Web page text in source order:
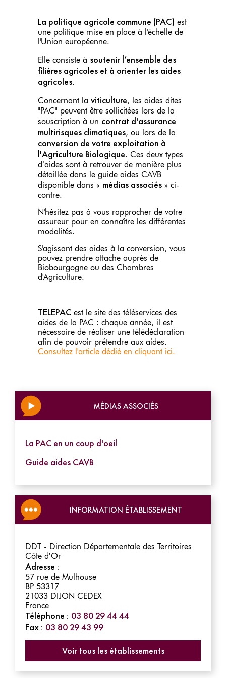
La politique agricole commune (PAC) est
une politique mise en place à l'échelle de
l'Union européenne.
Elle consiste à soutenir l’ensemble des
filières agricoles et à orienter les aides
agricoles.
Concernant la viticulture, les aides dites
"PAC" peuvent être sollicitées lors de la
souscription à un contrat d'assurance
multirisques climatiques, ou lors de la
conversion de votre exploitation à
l'Agriculture Biologique. Ces deux types
d’aides sont à retrouver de manière plus
détaillée dans le guide aides CAVB
disponible dans « médias associés » ci-
contre.
N'hésitez pas à vous rapprocher de votre
assureur pour en connaître les différentes
modalités.
S'agissant des aides à la conversion, vous
pouvez prendre attache auprès de
Biobourgogne ou des Chambres
d'Agriculture.
TELEPAC est le site des téléservices des
aides de la PAC : chaque année, il est
nécessaire de réaliser une télédéclaration
afin de pouvoir prétendre aux aides.
Consultez l'article dédié en cliquant ici.
MÉDIAS ASSOCIÉS
La PAC en un coup d'oeil
Guide aides CAVB
INFORMATION ÉTABLISSEMENT
DDT - Direction Départementale des Territoires
Côte d’Or
Adresse :
57 rue de Mulhouse
BP 53317
21033 DIJON CEDEX
France
Téléphone : 03 80 29 44 44
Fax : 03 80 29 43 99
Voir tous les établissements